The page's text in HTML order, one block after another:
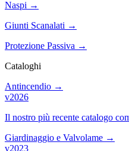
Naspi →
Giunti Scanalati →
Protezione Passiva →
Cataloghi
Antincendio →
v2026
Il nostro più recente catalogo
Giardinaggio e Valvolame →
v2023